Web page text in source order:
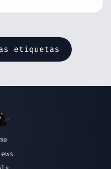
etiquetas